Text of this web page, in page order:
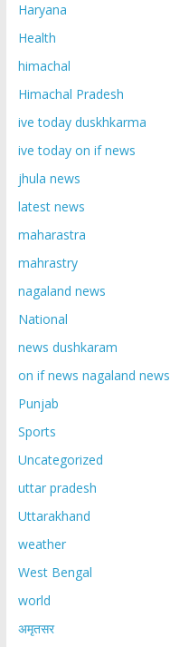
Haryana
Health
himachal
Himachal Pradesh
ive today duskhkarma
ive today on if news
jhula news
latest news
maharastra
mahrastry
nagaland news
National
news dushkaram
on if news nagaland news
Punjab
Sports
Uncategorized
uttar pradesh
Uttarakhand
weather
West Bengal
world
अमृतसर